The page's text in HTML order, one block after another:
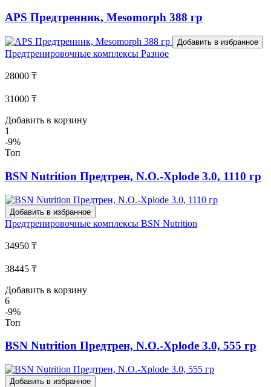
APS Предтренник, Mesomorph 388 гр
Добавить в избранное
Предтренировочные комплексы Разное
28000 ₸
31000 ₸
Добавить в корзину
1
-9%
Топ
BSN Nutrition Предтрен, N.O.-Xplode 3.0, 1110 гр
Добавить в избранное
Предтренировочные комплексы BSN Nutrition
34950 ₸
38445 ₸
Добавить в корзину
6
-9%
Топ
BSN Nutrition Предтрен, N.O.-Xplode 3.0, 555 гр
Добавить в избранное